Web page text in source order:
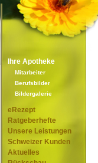
Ihre Apotheke
Mitarbeiter
Berufsbilder
Bildergalerie
eRezept
Ratgeberhefte
Unsere Leistungen
Schweizer Kunden
Aktuelles